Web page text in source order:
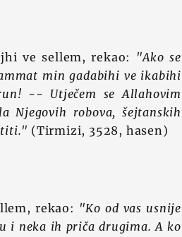
ve sellem, rekao:
"Ako se
min gadabihi ve ikabihi
-- Utječem se Allahovim
Njegovih robova, šejtanskih
(Tirmizi, 3528, hasen)
rekao: "Ko od vas usnije
i neka ih priča drugima. A ko